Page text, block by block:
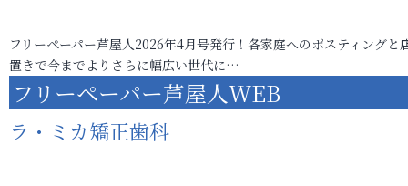
フリーペーパー芦屋人2026年4月号発行！各家庭へのポスティングと
置きで今までよりさらに幅広い世代に…
フリーペーパー芦屋人WEB
ラ・ミカ矯正歯科